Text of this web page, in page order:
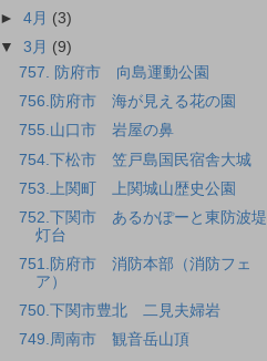
►4月 (3)
▼3月 (9)
757. 防府市 向島運動公園
756.防府市 海が見える花の園
755.山口市 岩屋の鼻
754.下松市 笠戸島国民宿舎大城
753.上関町 上関城山歴史公園
752.下関市 あるかぽーと東防波堤
灯台
751.防府市 消防本部（消防フェ
ア）
750.下関市豊北 二見夫婦岩
749.周南市 観音岳山頂